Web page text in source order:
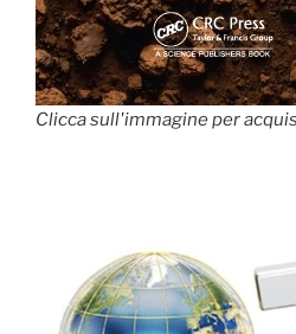
Clicca sull'immagine per